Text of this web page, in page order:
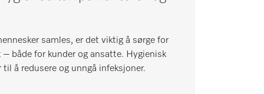
samles, er det viktig å sørge for
både for kunder og ansatte. Hygienisk
å redusere og unngå infeksjoner.